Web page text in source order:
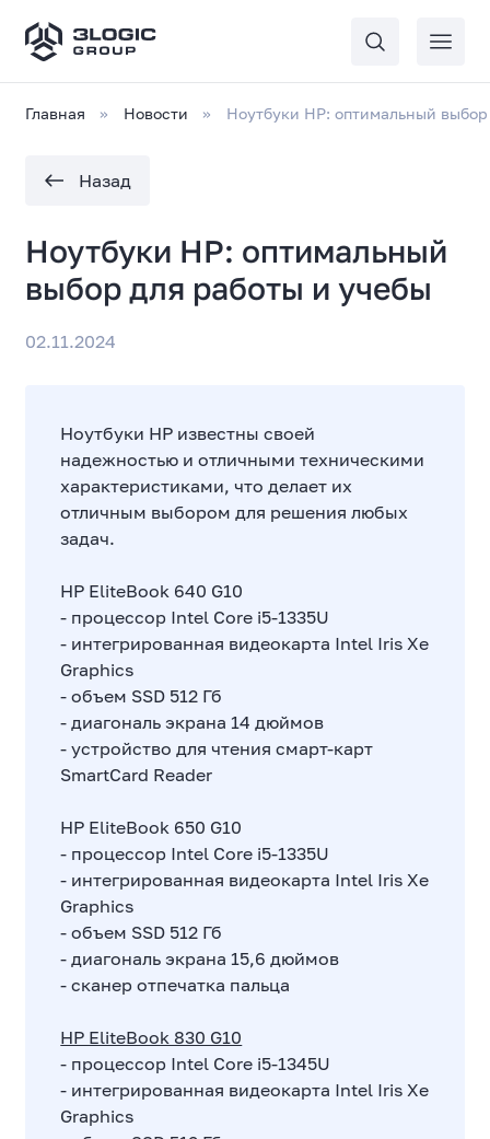
Главная Новости Ноутбуки HP: оптимальный
Назад
Ноутбуки HP: оптимальный
выбор для работы и учебы
02.11.2024
Ноутбуки HP известны своей
надежностью и отличными техническими
характеристиками, что делает их
отличным выбором для решения любых
задач.
HP EliteBook 640 G10
- процессор Intel Core i5-1335U
- интегрированная видеокарта Intel Iris Xe
Graphics
- объем SSD 512 Гб
- диагональ экрана 14 дюймов
- устройство для чтения смарт-карт
SmartCard Reader
HP EliteBook 650 G10
- процессор Intel Core i5-1335U
- интегрированная видеокарта Intel Iris Xe
Graphics
- объем SSD 512 Гб
- диагональ экрана 15,6 дюймов
- сканер отпечатка пальца
HP EliteBook 830 G10
- процессор Intel Core i5-1345U
- интегрированная видеокарта Intel Iris Xe
Graphics